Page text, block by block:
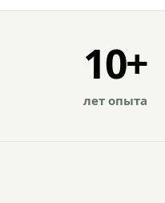
10+
лет опыта